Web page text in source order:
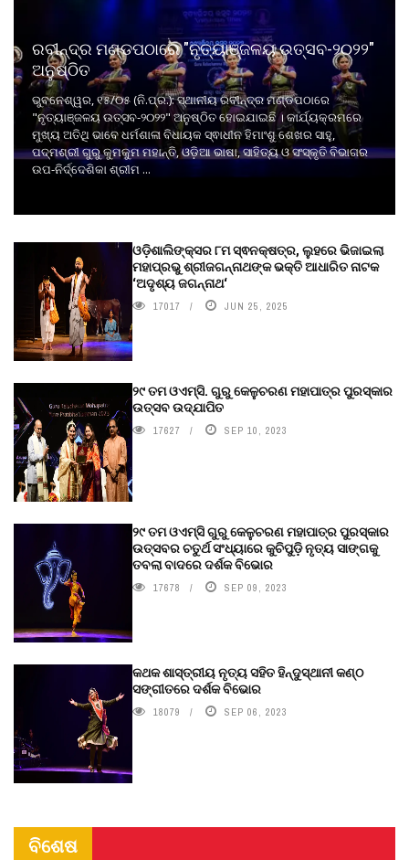
ରବୀନ୍ଦ୍ର ମଣ୍ଡପଠାରେ "ନୃତ୍ୟାଞ୍ଜଳୟ ଉତ୍ସବ-୨୦୨୨"
ଅନୁଷ୍ଠିତ
ଭୁବନେଶ୍ୱର, ୧୫/୦୫ (ନି.ପ୍ର.): ସ୍ଥାନୀୟ ରବୀନ୍ଦ୍ର ମଣ୍ଡପଠାରେ
"ନୃତ୍ୟାଞ୍ଜଳୟ ଉତ୍ସବ-୨୦୨୨" ଅନୁଷ୍ଠିତ ହୋଇଯାଇଛି । କାର୍ଯ୍ୟକ୍ରମରେ
ମୁଖ୍ୟ ଅତିଥି ଭାବେ ଧର୍ମଶାଳା ବିଧାୟକ ସ୍ଵାଧୀନ ହିମାଂଶୁ ଶେଖର ସାହୁ,
ପଦ୍ମଶ୍ରୀ ଗୁରୁ କୁମକୁମ ମହାନ୍ତି, ଓଡ଼ିଆ ଭାଷା, ସାହିତ୍ୟ ଓ ସଂସ୍କୃତି ବିଭାଗର
ଉପ-ନିର୍ଦ୍ଦେଶିକା ଶ୍ରୀମ ...
ଓଡ଼ିଶାଲିଙ୍କ୍ସର ୮ମ ସ୍ଵନକ୍ଷତ୍ର, ଲୁହରେ ଭିଜାଇଲା
ମହାପ୍ରଭୁ ଶ୍ରୀଜଗନ୍ନାଥଙ୍କ ଭକ୍ତି ଆଧାରିତ ନାଟକ
‘ଅଦୃଶ୍ୟ ଜଗନ୍ନାଥ‘
17017 JUN 25, 2025
୨୯ ତମ ଓଏମ୍‌ସି. ଗୁରୁ କେଳୁଚରଣ ମହାପାତ୍ର ପୁରସ୍କାର
ଉତ୍ସବ ଉଦ୍‍ଯାପିତ
17627 SEP 10, 2023
୨୯ ତମ ଓଏମ୍‌ସି ଗୁରୁ କେଳୁଚରଣ ମହାପାତ୍ର ପୁରସ୍କାର
ଉତ୍ସବର ଚତୁର୍ଥ ସଂଧ୍ୟାରେ କୁଚିପୁଡ଼ି ନୃତ୍ୟ ସାଙ୍ଗକୁ
ତବଲା ବାଦରେ ଦର୍ଶକ ବିଭୋର
17678 SEP 09, 2023
କଥକ ଶାସ୍ତ୍ରୀୟ ନୃତ୍ୟ ସହିତ ହିନ୍ଦୁସ୍ଥାନୀ କଣ୍ଠ
ସଙ୍ଗୀତରେ ଦର୍ଶକ ବିଭୋର
18079 SEP 06, 2023
ବିଶେଷ